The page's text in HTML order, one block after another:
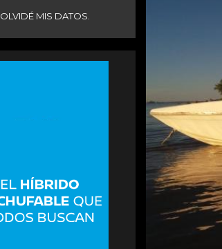
OLVIDÉ MIS DATOS.